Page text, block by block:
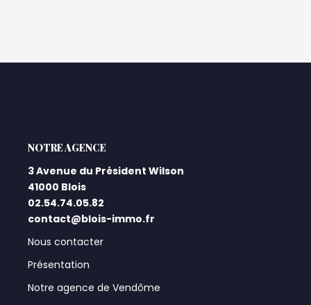
L'AGENCE
3 Avenue du Président Wilson
41000 Blois
02.54.74.05.82
contact@blois-immo.fr
Nous contacter
Présentation
Notre agence de Vendôme